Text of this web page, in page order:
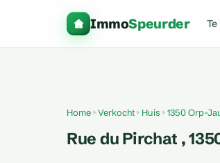
ImmoSpeurder
Home Verkocht Huis 1350 Orp-
Rue du Pirchat ,